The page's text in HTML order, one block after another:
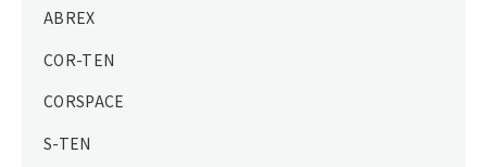
ABREX
COR-TEN
CORSPACE
S-TEN